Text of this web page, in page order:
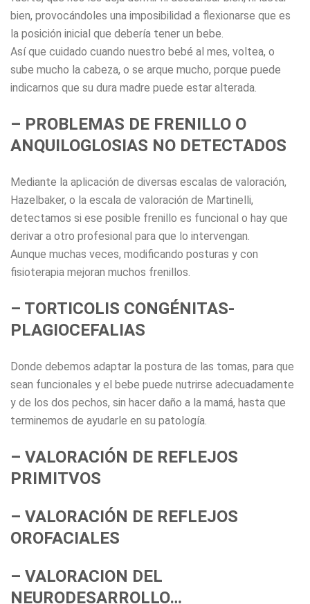
bien, provocándoles una imposibilidad a flexionarse que es
la posición inicial que debería tener un bebe.
Así que cuidado cuando nuestro bebé al mes, voltea, o
sube mucho la cabeza, o se arque mucho, porque puede
indicarnos que su dura madre puede estar alterada.
– PROBLEMAS DE FRENILLO O
ANQUILOGLOSIAS NO DETECTADOS
Mediante la aplicación de diversas escalas de valoración,
Hazelbaker, o la escala de valoración de Martinelli,
detectamos si ese posible frenillo es funcional o hay que
derivar a otro profesional para que lo intervengan.
Aunque muchas veces, modificando posturas y con
fisioterapia mejoran muchos frenillos.
– TORTICOLIS CONGÉNITAS-
PLAGIOCEFALIAS
Donde debemos adaptar la postura de las tomas, para que
sean funcionales y el bebe puede nutrirse adecuadamente
y de los dos pechos, sin hacer daño a la mamá, hasta que
terminemos de ayudarle en su patología.
– VALORACIÓN DE REFLEJOS
PRIMITVOS
– VALORACIÓN DE REFLEJOS
OROFACIALES
– VALORACION DEL
NEURODESARROLLO…